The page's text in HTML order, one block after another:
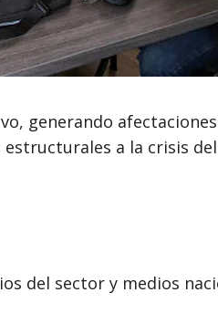
generando
a la crisis
del sector y medios